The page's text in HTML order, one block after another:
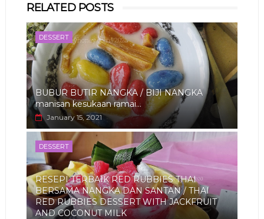
RELATED POSTS
DESSERT
BUBUR BUTIR NANGKA / BIJI NANGKA
manisan kesukaan ramai...
January 15, 2021
DESSERT
RESEPI TERBAIK RED RUBBIES THAI
BERSAMA NANGKA DAN SANTAN / THAI
RED RUBBIES DESSERT WITH JACKFRUIT
AND COCONUT MILK